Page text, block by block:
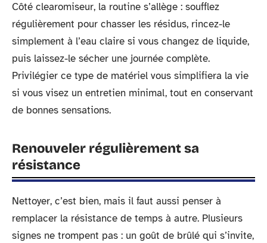
Côté clearomiseur, la routine s’allège : soufflez
régulièrement pour chasser les résidus, rincez-le
simplement à l’eau claire si vous changez de liquide,
puis laissez-le sécher une journée complète.
Privilégier ce type de matériel vous simplifiera la vie
si vous visez un entretien minimal, tout en conservant
de bonnes sensations.
Renouveler régulièrement sa
résistance
Nettoyer, c’est bien, mais il faut aussi penser à
remplacer la résistance de temps à autre. Plusieurs
signes ne trompent pas : un goût de brûlé qui s’invite,